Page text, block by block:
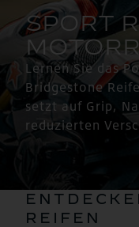
Lernen Sie das
Bridgestone
setzt auf Grip,
reduzierten
REIFEN